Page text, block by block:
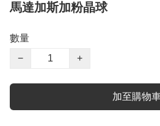
馬達加斯加粉晶球
數量
−
+
加至購物